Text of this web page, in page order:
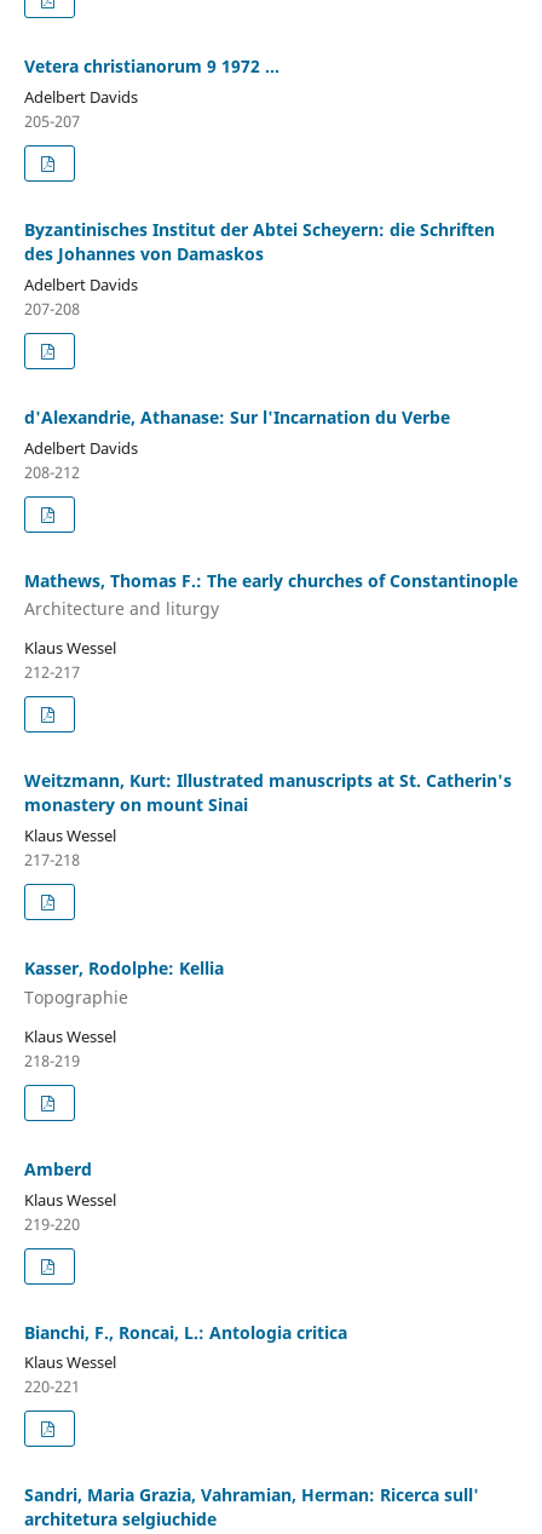
Vetera christianorum 9 1972 ...
Adelbert Davids
205-207
Byzantinisches Institut der Abtei Scheyern: die Schriften
des Johannes von Damaskos
Adelbert Davids
207-208
d'Alexandrie, Athanase: Sur l'Incarnation du Verbe
Adelbert Davids
208-212
Mathews, Thomas F.: The early churches of Constantinople
Architecture and liturgy
Klaus Wessel
212-217
Weitzmann, Kurt: Illustrated manuscripts at St. Catherin's
monastery on mount Sinai
Klaus Wessel
217-218
Kasser, Rodolphe: Kellia
Topographie
Klaus Wessel
218-219
Amberd
Klaus Wessel
219-220
Bianchi, F., Roncai, L.: Antologia critica
Klaus Wessel
220-221
Sandri, Maria Grazia, Vahramian, Herman: Ricerca sull'
architetura selgiuchide